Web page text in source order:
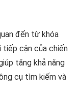
đến từ khóa
tiếp cận của chiến
tăng khả năng
cụ tìm kiếm và